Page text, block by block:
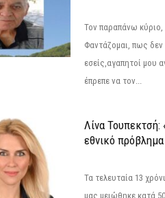
Τον παραπάνω
Φαντάζομαι, πως δεν
εσείς,αγαπητοί μου
έπρεπε να τον...
Λίνα Τουπεκτσή:
εθνικό πρόβλημα
Τα τελευταία 13
μας μειώθηκε κατά